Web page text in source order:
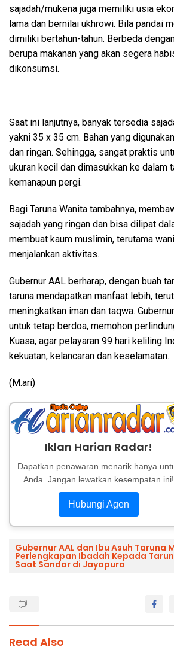
sajadah/mukena juga memiliki usia
lama dan bernilai ukhrowi. Bila pandai
dimiliki bertahun-tahun. Berbeda
berupa makanan yang akan segera
dikonsumsi.
Saat ini lanjutnya, banyak tersedia
yakni 35 x 35 cm. Bahan yang
dan ringan. Sehingga, sangat praktis
ukuran kecil dan dimasukkan ke dalam
kemanapun pergi.
Bagi Taruna Wanita tambahnya,
sajadah yang ringan dan bisa dilipat
membuat kaum muslimin, terutama
menjalankan aktivitas.
Gubernur AAL berharap, dengan buah
taruna mendapatkan manfaat lebih,
meningkatkan iman dan taqwa.
untuk tetap berdoa, memohon
Kuasa, agar pelayaran 99 hari keliling
kekuatan, kelancaran dan keselamatan.
(M.ari)
Iklan Harian Radar!
Dapatkan penawaran menarik hanya
Anda. Jangan lewatkan kesempatan ini!
Hubungi Agen
Gubernur AAL dan Ibu Asuh Taruna
Perlengkapan Ibadah Kepada
Saat Sandar di Jayapura
Read Also